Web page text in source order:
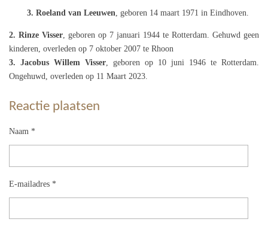
3. Roeland van Leeuwen , geboren 14 maart 1971 in Eindhoven.
2. Rinze Visser , geboren op 7 januari 1944 te Rotterdam. Gehuwd geen
kinderen, overleden op 7 oktober 2007 te Rhoon
3. Jacobus Willem Visser , geboren op 10 juni 1946 te Rotterdam.
Ongehuwd, overleden op 11 Maart 2023.
Reactie plaatsen
Naam *
E-mailadres *